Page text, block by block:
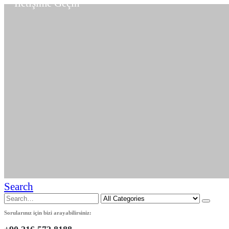
Search
Sorularınız için bizi arayabilirsiniz:
İletişime Geçin